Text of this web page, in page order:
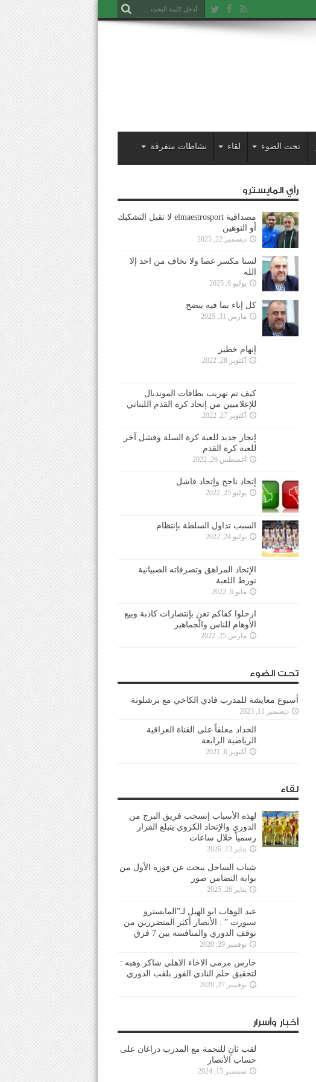
تحت الضوء لقاء نشاطات متفرقة
رأي المايسترو
مصداقية elmaestrosport لا تقبل التشكيك
أو التوهين
ديسمبر 22, 2025
لسنا مكسر عصا ولا نخاف من احد إلا
الله
يوليو 6, 2025
كل إناء بما فيه ينضح
مارس 31, 2025
إتهام خطير
أكتوبر 28, 2022
كيف تم تهريب بطاقات المونديال
للإعلاميين من إتحاد كرة القدم اللبناني
أكتوبر 27, 2022
إنجاز جديد للعبة كرة السلة وفشل آخر
للعبة كرة القدم
أغسطس 26, 2022
إتحاد ناجح وإتحاد فاشل
يوليو 25, 2022
السبب تداول السلطة بإنتظام
يوليو 24, 2022
الإتحاد المراهق وتصرفاته الصبيانية
تورط اللعبة
مايو 6, 2022
ارحلوا كفاكم تغنٍ بإنتصارات كاذبة وبيع
الأوهام للناس والجماهير
مارس 25, 2022
تحت الضوء
أسبوع معايشة للمدرب فادي الكاخي مع برشلونة
ديسمبر 11, 2023
الحداد معلقاً على القناة العراقية
الرياضية الرابعة
أكتوبر 6, 2021
لقاء
لهذه الأسباب إنسحب فريق البرج من
الدوري والإتحاد الكروي يتبلغ القرار
رسمياً خلال ساعات
يناير 13, 2026
شباب الساحل يبحث عن فوزه الأول من
بوابة التضامن صور
يناير 26, 2025
عبد الوهاب ابو الهيل لـ”المايسترو
سبورت ” : الأنصار أكثر المتضررين من
توقف الدوري والمنافسة بين 7 فرق
نوفمبر 29, 2020
حارس مرمى الاخاء الاهلي شاكر وهبه :
لتحقيق حلم النادي الفوز بلقب الدوري
نوفمبر 27, 2020
أخبار وأسرار
لقب ثانٍ للنجمة مع المدرب دراغان على
حساب الأنصار
سبتمبر 15, 2024